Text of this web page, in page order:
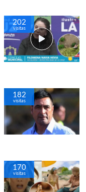
202
visitas
182
visitas
170
visitas